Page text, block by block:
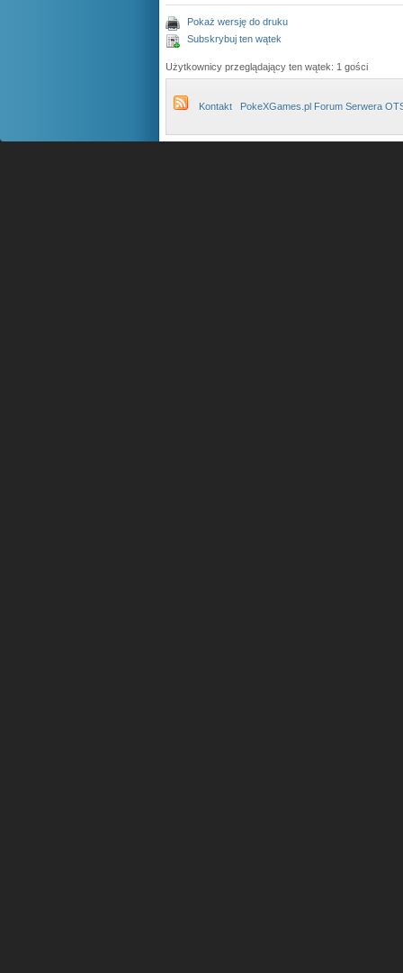
Pokaż wersję do druku
Subskrybuj ten wątek
Użytkownicy przeglądający ten wątek: 1 gości
Kontakt PokeXGames.pl Forum Serwera